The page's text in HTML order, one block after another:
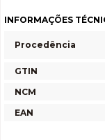
INFORMAÇÕES
Procedência
GTIN
NCM
EAN